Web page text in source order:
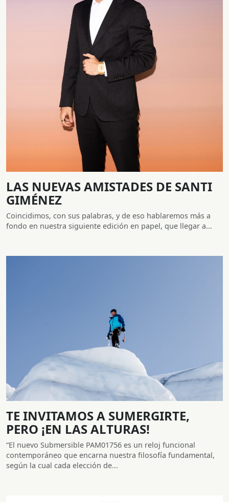
LAS NUEVAS AMISTADES DE SANTI
GIMÉNEZ
Coincidimos, con sus palabras, y de eso hablaremos más a
fondo en nuestra siguiente edición en papel, que llegar a...
TE INVITAMOS A SUMERGIRTE,
PERO ¡EN LAS ALTURAS!
“El nuevo Submersible PAM01756 es un reloj funcional
contemporáneo que encarna nuestra filosofía fundamental,
según la cual cada elección de...